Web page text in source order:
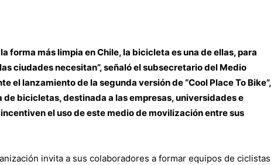
forma más limpia en Chile, la bicicleta es una de ellas, para
ciudades necesitan”, señaló el subsecretario del Medio
el lanzamiento de la segunda versión de “Cool Place To Bike”,
bicicletas, destinada a las empresas, universidades e
el uso de este medio de movilización entre sus
invita a sus colaboradores a formar equipos de ciclistas